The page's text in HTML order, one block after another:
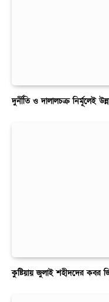
দুর্নীতি ও দালালচক্র নির্মূলেই
কুষ্টিয়ায় জুলাই শহীদদের কবর